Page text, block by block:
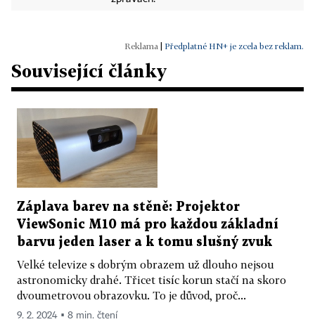
Předplatné HN+ je zcela bez reklam.
Související články
Záplava barev na stěně: Projektor
ViewSonic M10 má pro každou základní
barvu jeden laser a k tomu slušný zvuk
Velké televize s dobrým obrazem už dlouho nejsou
astronomicky drahé. Třicet tisíc korun stačí na skoro
dvoumetrovou obrazovku. To je důvod, proč...
9. 2. 2024 ▪ 8 min. čtení